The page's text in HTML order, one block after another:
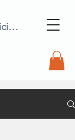
Sesión